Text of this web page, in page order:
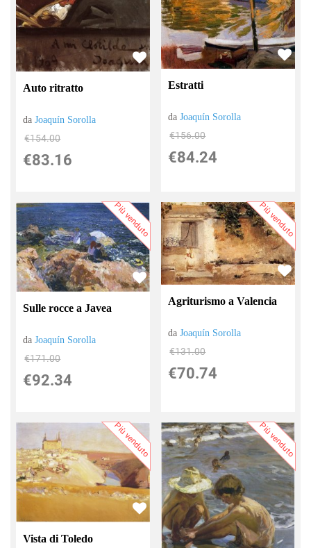
Auto ritratto
daJoaquín Sorolla
€154.00
€83.16
Estratti
daJoaquín Sorolla
€156.00
€84.24
Più venduto
Sulle rocce a Javea
daJoaquín Sorolla
€171.00
€92.34
Più venduto
Agriturismo a Valencia
daJoaquín Sorolla
€131.00
€70.74
Più venduto
Vista di Toledo
Più venduto